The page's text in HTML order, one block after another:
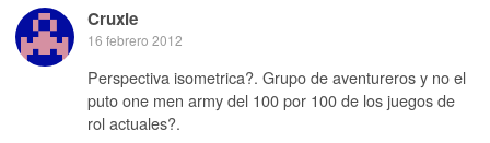
Cruxie
16 febrero 2012
Perspectiva isometrica?. Grupo de aventureros y no el
puto one men army del 100 por 100 de los juegos de
rol actuales?.